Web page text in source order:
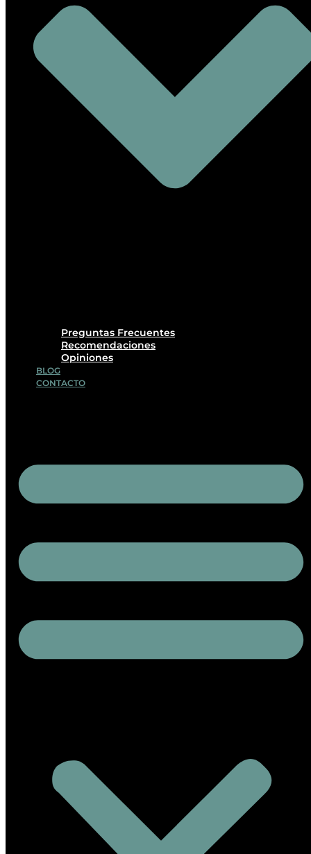
Preguntas Frecuentes
Recomendaciones
Opiniones
BLOG
CONTACTO